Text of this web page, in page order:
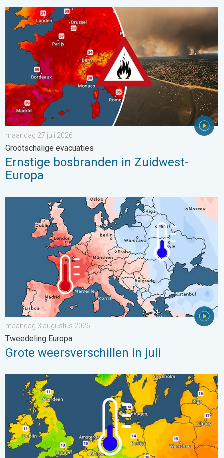
Ernstige bosbranden in Zuidwest-Europa. Grootschalige
maandag 27 juli 2026
Grootschalige evacuaties
Ernstige bosbranden in Zuidwest-
Europa
Grote weersverschillen in juli. Tweedeling Europa. . .
maandag 3 augustus 2026
Tweedeling Europa
Grote weersverschillen in juli
Er komen koelere nachten aan. West- en Midden-Europa. . .